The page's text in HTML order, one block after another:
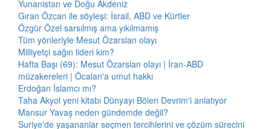
Yunanistan ve Doğu Akdeniz
Gıran Özcan ile söyleşi: İsrail, ABD ve Kürtler
Özgür Özel sarsılmış ama yıkılmamış
Tüm yönleriyle Mesut Özarslan olayı
Milliyetçi sağın lideri kim?
Hafta Başı (69): Mesut Özarslan olayı | İran-ABD
müzakereleri | Öcalan'a umut hakkı
Erdoğan İslamcı mı?
Taha Akyol yeni kitabı Dünyayı Bölen Devrim'i anlatıyor
Mansur Yavaş neden gündemde değil?
Suriye'de yaşananlar seçmen tercihlerini ve çözüm sürecini